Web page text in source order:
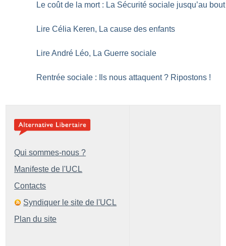
Le coût de la mort : La Sécurité sociale jusqu’au bout
Lire Célia Keren, La cause des enfants
Lire André Léo, La Guerre sociale
Rentrée sociale : Ils nous attaquent ? Ripostons !
Qui sommes-nous ?
Manifeste de l'UCL
Contacts
Syndiquer le site de l'UCL
Plan du site